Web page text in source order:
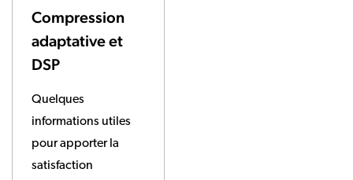
Compression
adaptative et
DSP
Quelques
informations utiles
pour apporter la
satisfaction